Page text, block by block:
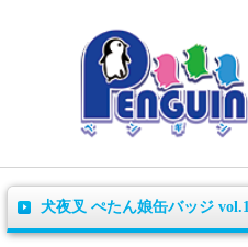
犬夜叉 ぺたん娘缶バッジ vol.1